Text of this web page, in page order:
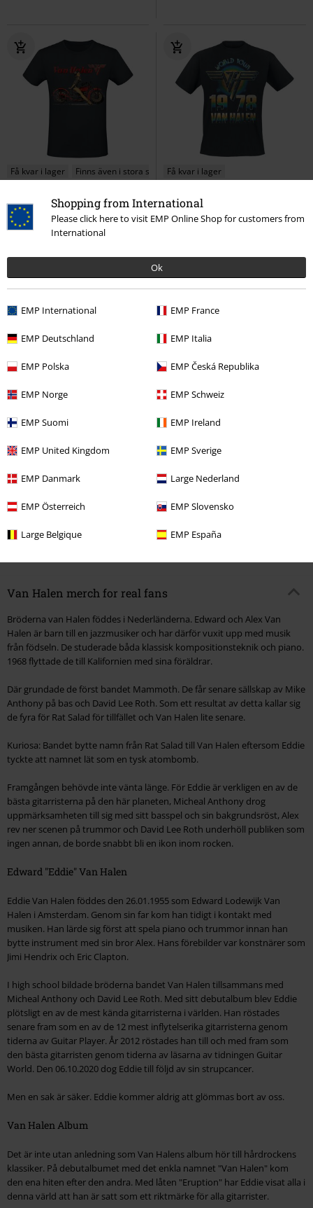
Shopping from International
Please click here to visit EMP Online Shop for customers from
International
Ok
EMP International EMP France
EMP Deutschland EMP Italia
EMP Polska EMP Česká Republika
EMP Norge EMP Schweiz
EMP Suomi EMP Ireland
EMP United Kingdom EMP Sverige
EMP Danmark Large Nederland
EMP Österreich EMP Slovensko
Large Belgique EMP España
Få kvar i lager Finns även i stora storlekar
289:-
Pinup Motorcycle
Van Halen
T-shirt
Få kvar i lager
299:-
World Tour '78 Van Halen
T-
Tour 1984 Van Halen
Van Halen merch for real fans
Bröderna van Halen föddes i Nederländerna. Edward och Alex Van
Halen är barn till en jazzmusiker och har därför vuxit upp med musik
från födseln. De studerade båda klassisk kompositionsteknik och piano.
1968 flyttade de till Kalifornien med sina föräldrar.
Där grundade de först bandet Mammoth. De får senare sällskap av Mike
Anthony på bas och David Lee Roth. Som ett resultat av detta kallar sig
de fyra för Rat Salad för tillfället och Van Halen lite senare.
Kuriosa: Bandet bytte namn från Rat Salad till Van Halen eftersom Eddie
tyckte att namnet lät som en tysk atombomb.
Framgången behövde inte vänta länge. För Eddie är verkligen en av de
bästa gitarristerna på den här planeten, Micheal Anthony drog
uppmärksamheten till sig med sitt basspel och sin bakgrundsröst, Alex
rev ner scenen på trummor och David Lee Roth underhöll publiken som
ingen annan, de borde snabbt bli en ikon inom rocken.
Edward "Eddie" Van Halen
Eddie Van Halen föddes den 26.01.1955 som Edward Lodewijk Van
Halen i Amsterdam. Genom sin far kom han tidigt i kontakt med
musiken. Han lärde sig först att spela piano och trummor innan han
bytte instrument med sin bror Alex. Hans förebilder var konstnärer som
Jimi Hendrix och Eric Clapton.
I high school bildade bröderna bandet Van Halen tillsammans med
Micheal Anthony och David Lee Roth. Med sitt debutalbum blev Eddie
plötsligt en av de mest kända gitarristerna i världen. Han röstades
senare fram som en av de 12 mest inflytelserika gitarristerna genom
tiderna av Guitar Player. År 2012 röstades han till och med fram som
den bästa gitarristen genom tiderna av läsarna av tidningen Guitar
World. Den 06.10.2020 dog Eddie till följd av sin strupcancer.
Men en sak är säker. Eddie kommer aldrig att glömmas bort av oss.
Van Halen Album
Det är inte utan anledning som Van Halens album hör till hårdrockens
klassiker. På debutalbumet med det enkla namnet "Van Halen" kom
den ena hiten efter den andra. Med låten "Eruption" har Eddie visat alla i
denna värld att han är satt som ett riktmärke för alla gitarrister.